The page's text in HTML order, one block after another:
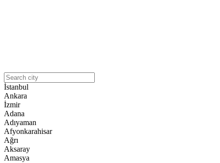
İstanbul
Ankara
İzmir
Adana
Adıyaman
Afyonkarahisar
Ağrı
Aksaray
Amasya